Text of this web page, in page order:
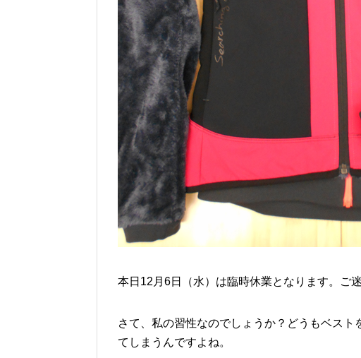
本日12月6日（水）は臨時休業となります。ご
さて、私の習性なのでしょうか？どうもベス
てしまうんですよね。